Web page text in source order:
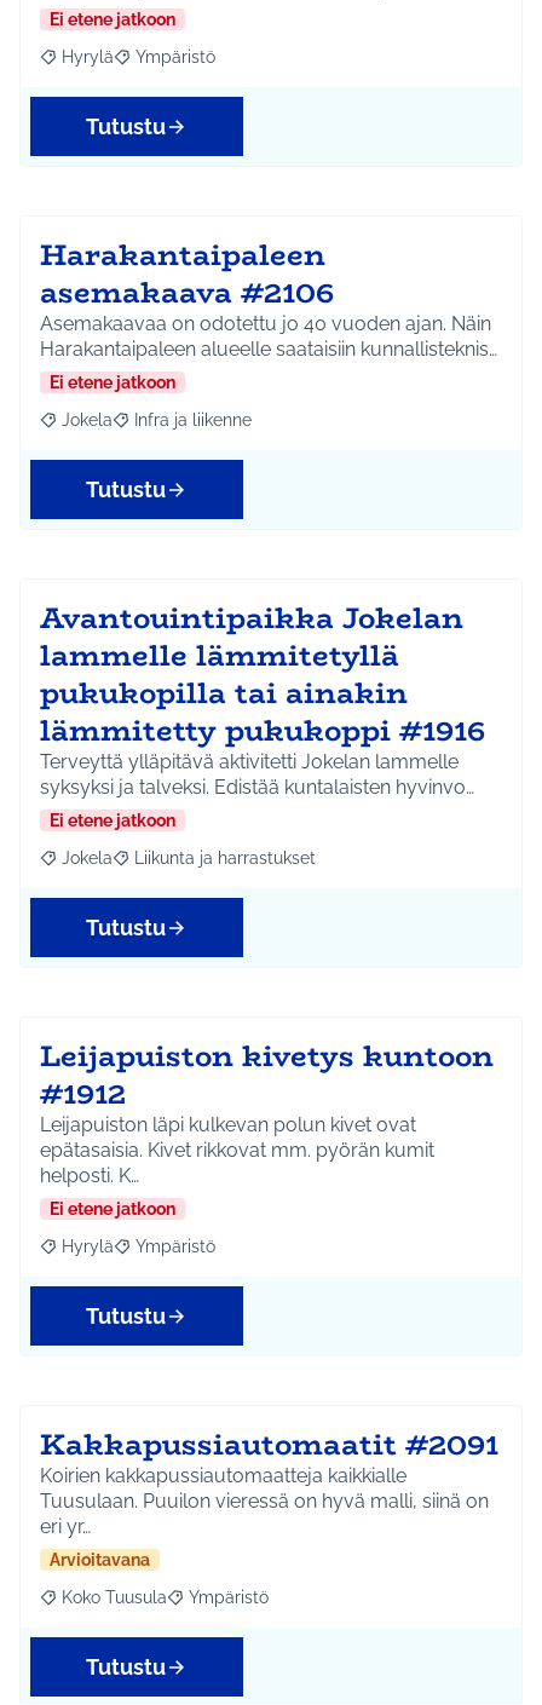
Ei etene jatkoon
Rajaa tulokset aihepiirin mukaan: Hyrylä
Hyrylä Rajaa tulokset teeman mukaan: Ympäristö
Ympäristö
Tutustu
Harakantaipaleen
asemakaava #2106
Asemakaavaa on odotettu jo 40 vuoden ajan. Näin
Harakantaipaleen alueelle saataisiin kunnallisteknis…
Ei etene jatkoon
Rajaa tulokset aihepiirin mukaan: Jokela
Jokela Rajaa tulokset teeman mukaan: Infra ja liikenne
Infra ja liikenne
Tutustu
Avantouintipaikka Jokelan
lammelle lämmitetyllä
pukukopilla tai ainakin
lämmitetty pukukoppi #1916
Terveyttä ylläpitävä aktivitetti Jokelan lammelle
syksyksi ja talveksi. Edistää kuntalaisten hyvinvo…
Ei etene jatkoon
Rajaa tulokset aihepiirin mukaan: Jokela
Jokela Rajaa tulokset teeman mukaan: Liikunta ja
Liikunta ja harrastukset
Tutustu
Leijapuiston kivetys kuntoon
#1912
Leijapuiston läpi kulkevan polun kivet ovat
epätasaisia. Kivet rikkovat mm. pyörän kumit
helposti. K…
Ei etene jatkoon
Rajaa tulokset aihepiirin mukaan: Hyrylä
Hyrylä Rajaa tulokset teeman mukaan: Ympäristö
Ympäristö
Tutustu
Kakkapussiautomaatit #2091
Koirien kakkapussiautomaatteja kaikkialle
Tuusulaan. Puuilon vieressä on hyvä malli, siinä on
eri yr…
Arvioitavana
Rajaa tulokset aihepiirin mukaan: Koko Tuusula
Koko Tuusula Rajaa tulokset teeman mukaan: Ympäristö
Ympäristö
Tutustu